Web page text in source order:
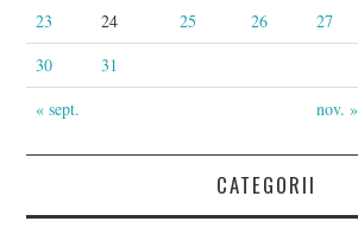
« sept. nov. »
23
24 25 26 27
30
31
CATEGORII